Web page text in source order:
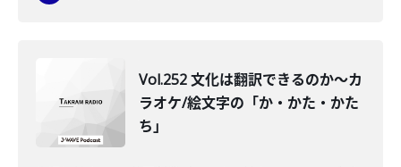
Vol.252 文化は翻訳できるのか〜カ
ラオケ/絵文字の「か・かた・かた
ち」